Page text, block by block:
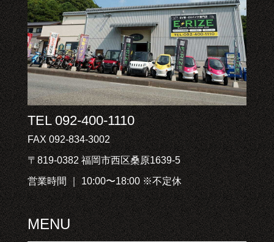
TEL 092-400-1110
FAX 092-834-3002
〒819-0382 福岡市西区桑原1639-5
営業時間 ｜ 10:00〜18:00 ※不定休
MENU